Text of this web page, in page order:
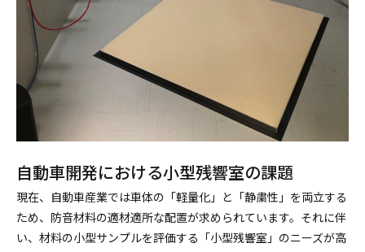
自動車開発における小型残響室の課題
現在、自動車産業では車体の「軽量化」と「静粛性」を両立する
ため、防音材料の適材適所な配置が求められています。それに伴
い、材料の小型サンプルを評価する「小型残響室」のニーズが高